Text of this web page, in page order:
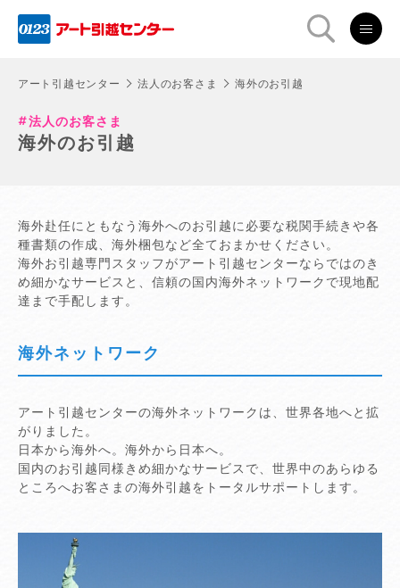
アート引越センター 法人のお客さま 海外のお引越
法人のお客さま
海外のお引越
海外赴任にともなう海外へのお引越に必要な税関手続きや各
種書類の作成、海外梱包など全ておまかせください。
海外お引越専門スタッフがアート引越センターならではのき
め細かなサービスと、信頼の国内海外ネットワークで現地配
達まで手配します。
海外ネットワーク
アート引越センターの海外ネットワークは、世界各地へと拡
がりました。
日本から海外へ。海外から日本へ。
国内のお引越同様きめ細かなサービスで、世界中のあらゆる
ところへお客さまの海外引越をトータルサポートします。